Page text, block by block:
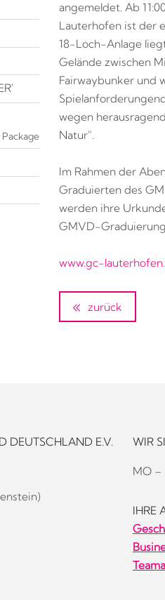
angemeldet. Ab
Lauterhofen ist der
18-Loch-Anlage
Gelände zwischen
Fairwaybunker und
wegen
Natur".
Im Rahmen der
Graduierten des
werden ihre
GMVD-
www.gc-
zurück
DEUTSCHLAND E.V.
WIR
MO –
IHRE